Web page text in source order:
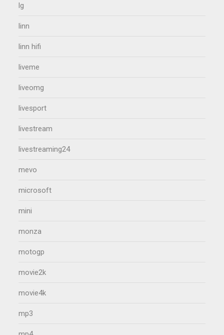
lg
linn
linn hifi
liveme
liveomg
livesport
livestream
livestreaming24
mevo
microsoft
mini
monza
motogp
movie2k
movie4k
mp3